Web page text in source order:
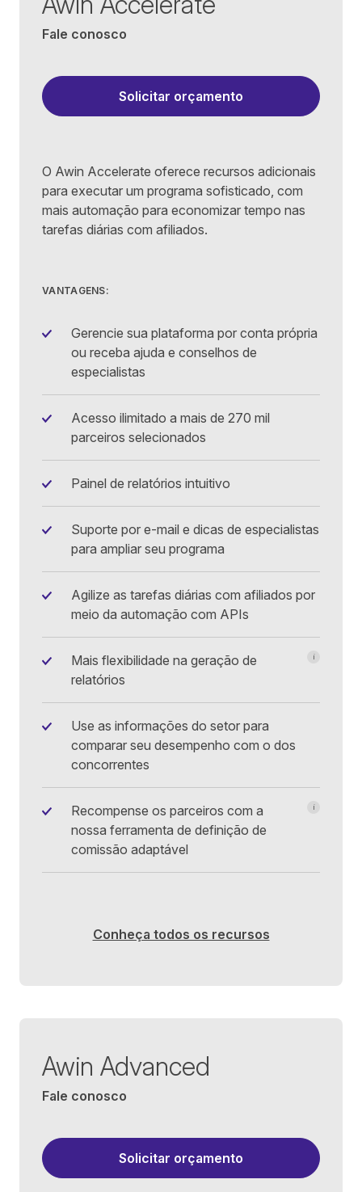
Fale conosco
Solicitar orçamento
O Awin Accelerate oferece recursos adicionais
para executar um programa sofisticado, com
mais automação para economizar tempo nas
tarefas diárias com afiliados.
VANTAGENS:
Gerencie sua plataforma por conta própria
ou receba ajuda e conselhos de
especialistas
Acesso ilimitado a mais de 270 mil
parceiros selecionados
Painel de relatórios intuitivo
Suporte por e-mail e dicas de especialistas
para ampliar seu programa
Agilize as tarefas diárias com afiliados por
meio da automação com APIs
Mais flexibilidade na geração de
relatórios
i
Use as informações do setor para
comparar seu desempenho com o dos
concorrentes
Recompense os parceiros com a
nossa ferramenta de definição de
comissão adaptável
i
Conheça todos os recursos
Awin Advanced
Fale conosco
Solicitar orçamento